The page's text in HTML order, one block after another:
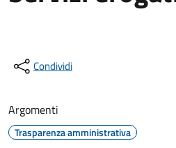
Condividi
Argomenti
Trasparenza amministrativa